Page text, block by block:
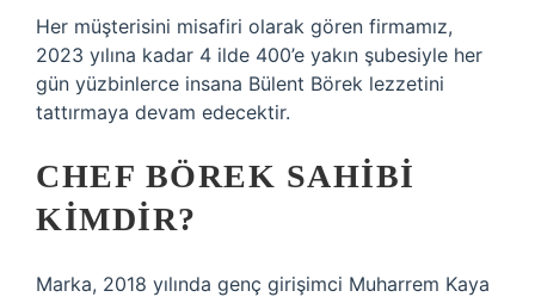
Her müşterisini misafiri olarak gören firmamız,
2023 yılına kadar 4 ilde 400’e yakın şubesiyle her
gün yüzbinlerce insana Bülent Börek lezzetini
tattırmaya devam edecektir.
CHEF BÖREK SAHIBI
KIMDIR?
Marka, 2018 yılında genç girişimci Muharrem Kaya